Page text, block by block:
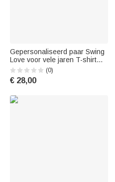
Gepersonaliseerd paar Swing
Love voor vele jaren T-shirt
Verjaardagscadeau
(0)
€ 28,00